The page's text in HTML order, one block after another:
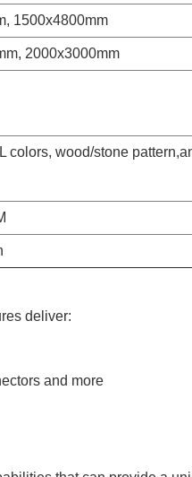
1500x4800mm
2000x3000mm
colors, wood/stone
deliver:
and more